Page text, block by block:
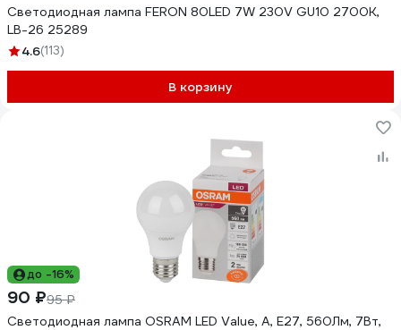
Светодиодная лампа FERON 80LED 7W 230V GU10 2700K,
LB-26 25289
4.6(113)
В корзину
до -16%
90 ₽95 ₽
Светодиодная лампа OSRAM LED Value, A, E27, 560Лм, 7Вт,